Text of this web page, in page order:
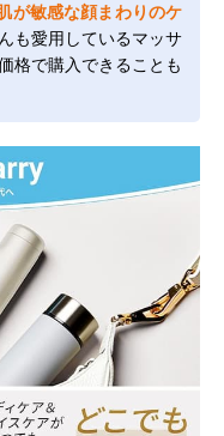
が敏感な顔まわりのケ
も愛用しているマッサ
格で購入できることも